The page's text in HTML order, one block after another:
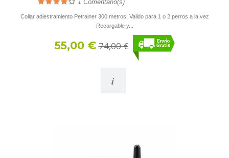
1 Comentario(s)
Collar adiestramiento Petrainer 300 metros. Valido para 1 o 2 perros a la vez
Recargable y...
55,00 €74,00 €
i